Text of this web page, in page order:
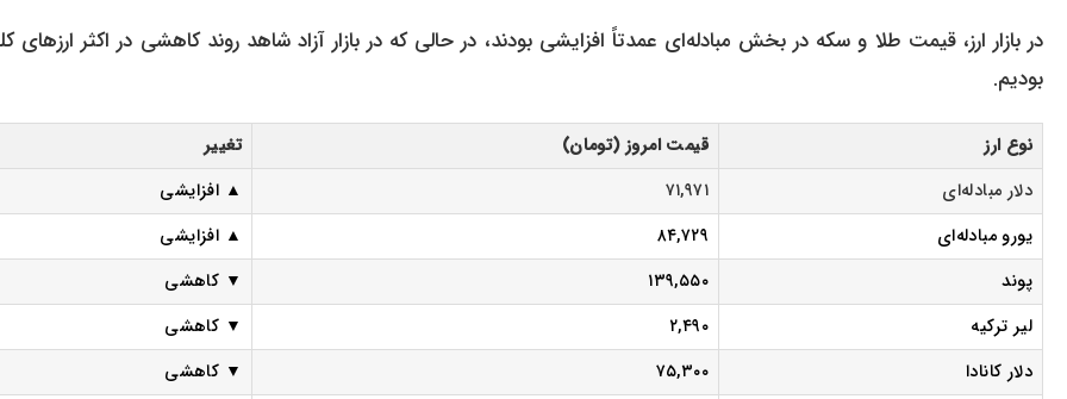
در بازار ارز، قیمت‌ طلا و سکه در بخش مبادله‌ای عمدتاً افزایشی بودند، در حالی که در بازار آزاد شاهد روند کاهشی در اکثر ارزهای
بودیم.
نوع ارز قیمت امروز (تومان)
تغییر
دلار مبادله‌ای
۷۱,۹۷۱
▲ افزایشی
یورو مبادله‌ای
۸۴,۷۲۹
▲ افزایشی
پوند
۱۳۹,۵۵۰
▼ کاهشی
لیر ترکیه
۲,۴۹۰
▼ کاهشی
دلار کانادا
۷۵,۳۰۰
▼ کاهشی